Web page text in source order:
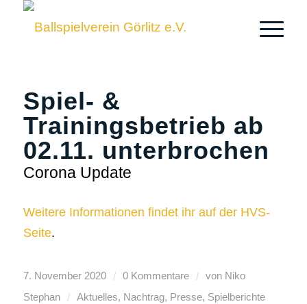
Spiel- &
Trainingsbetrieb ab
02.11. unterbrochen
Corona Update
Weitere Informationen findet ihr auf der HVS-
Seite.
7. November 2020 / 0 Kommentare / von Niko
Stephan
/ Aktuelles, Nachtrag, Presse, Spielberichte